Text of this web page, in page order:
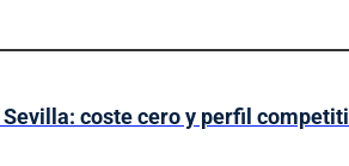
coste cero y perfil